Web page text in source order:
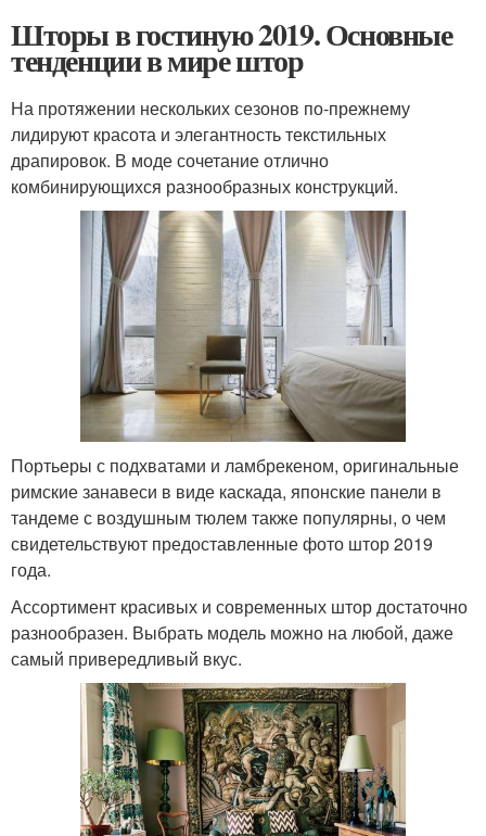
Шторы в гостиную 2019. Основные
тенденции в мире штор
На протяжении нескольких сезонов по-прежнему
лидируют красота и элегантность текстильных
драпировок. В моде сочетание отлично
комбинирующихся разнообразных конструкций.
Портьеры с подхватами и ламбрекеном, оригинальные
римские занавеси в виде каскада, японские панели в
тандеме с воздушным тюлем также популярны, о чем
свидетельствуют предоставленные фото штор 2019
года.
Ассортимент красивых и современных штор достаточно
разнообразен. Выбрать модель можно на любой, даже
самый привередливый вкус.